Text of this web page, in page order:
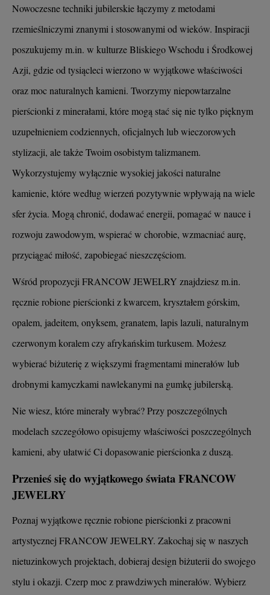
Nowoczesne techniki jubilerskie łączymy z metodami
rzemieślniczymi znanymi i stosowanymi od wieków. Inspiracji
poszukujemy m.in. w kulturze Bliskiego Wschodu i Środkowej
Azji, gdzie od tysiącleci wierzono w wyjątkowe właściwości
oraz moc naturalnych kamieni. Tworzymy niepowtarzalne
pierścionki z minerałami, które mogą stać się nie tylko pięknym
uzupełnieniem codziennych, oficjalnych lub wieczorowych
stylizacji, ale także Twoim osobistym talizmanem.
Wykorzystujemy wyłącznie wysokiej jakości naturalne
kamienie, które według wierzeń pozytywnie wpływają na wiele
sfer życia. Mogą chronić, dodawać energii, pomagać w nauce i
rozwoju zawodowym, wspierać w chorobie, wzmacniać aurę,
przyciągać miłość, zapobiegać nieszczęściom.
Wśród propozycji FRANCOW JEWELRY znajdziesz m.in.
ręcznie robione pierścionki z kwarcem, kryształem górskim,
opalem, jadeitem, onyksem, granatem, lapis lazuli, naturalnym
czerwonym koralem czy afrykańskim turkusem. Możesz
wybierać biżuterię z większymi fragmentami minerałów lub
drobnymi kamyczkami nawlekanymi na gumkę jubilerską.
Nie wiesz, które minerały wybrać? Przy poszczególnych
modelach szczegółowo opisujemy właściwości poszczególnych
kamieni, aby ułatwić Ci dopasowanie pierścionka z duszą.
Przenieś się do wyjątkowego świata FRANCOW
JEWELRY
Poznaj wyjątkowe ręcznie robione pierścionki z pracowni
artystycznej FRANCOW JEWELRY. Zakochaj się w naszych
nietuzinkowych projektach, dobieraj design biżuterii do swojego
stylu i okazji. Czerp moc z prawdziwych minerałów. Wybierz